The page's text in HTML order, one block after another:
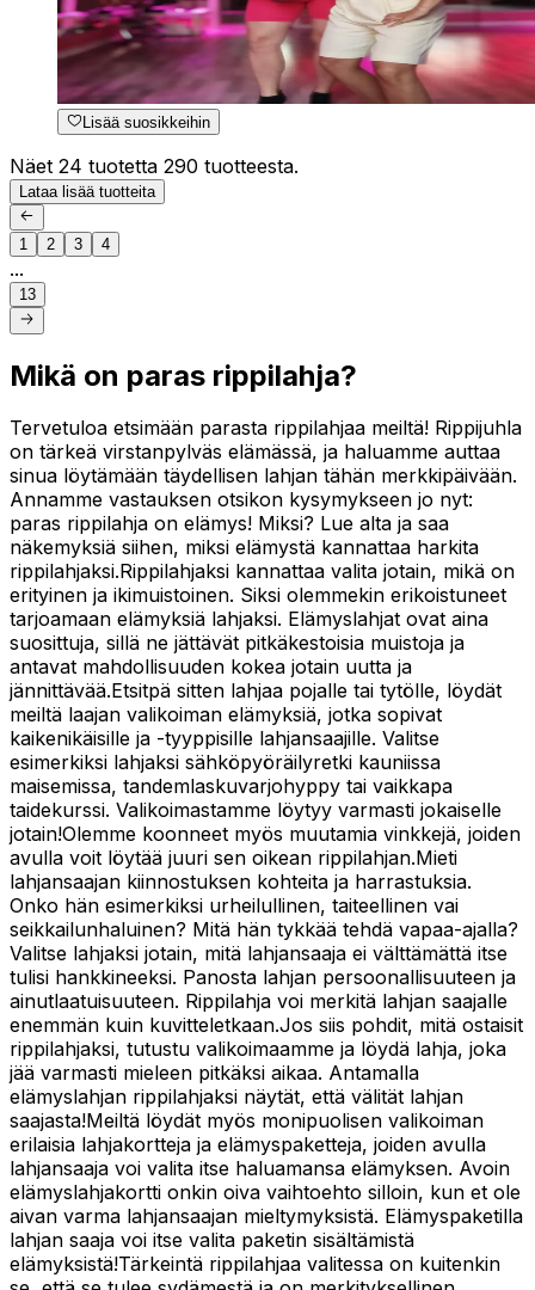
Lisää suosikkeihin
Näet 24 tuotetta 290 tuotteesta.
Lataa lisää tuotteita
1 2 3 4
...
13
Mikä on paras rippilahja?
Tervetuloa etsimään parasta rippilahjaa meiltä! Rippijuhla
on tärkeä virstanpylväs elämässä, ja haluamme auttaa
sinua löytämään täydellisen lahjan tähän merkkipäivään.
Annamme vastauksen otsikon kysymykseen jo nyt:
paras rippilahja on elämys! Miksi? Lue alta ja saa
näkemyksiä siihen, miksi elämystä kannattaa harkita
rippilahjaksi.Rippilahjaksi kannattaa valita jotain, mikä on
erityinen ja ikimuistoinen. Siksi olemmekin erikoistuneet
tarjoamaan elämyksiä lahjaksi. Elämyslahjat ovat aina
suosittuja, sillä ne jättävät pitkäkestoisia muistoja ja
antavat mahdollisuuden kokea jotain uutta ja
jännittävää.Etsitpä sitten lahjaa pojalle tai tytölle, löydät
meiltä laajan valikoiman elämyksiä, jotka sopivat
kaikenikäisille ja -tyyppisille lahjansaajille. Valitse
esimerkiksi lahjaksi sähköpyöräilyretki kauniissa
maisemissa, tandemlaskuvarjohyppy tai vaikkapa
taidekurssi. Valikoimastamme löytyy varmasti jokaiselle
jotain!Olemme koonneet myös muutamia vinkkejä, joiden
avulla voit löytää juuri sen oikean rippilahjan.Mieti
lahjansaajan kiinnostuksen kohteita ja harrastuksia.
Onko hän esimerkiksi urheilullinen, taiteellinen vai
seikkailunhaluinen? Mitä hän tykkää tehdä vapaa-ajalla?
Valitse lahjaksi jotain, mitä lahjansaaja ei välttämättä itse
tulisi hankkineeksi. Panosta lahjan persoonallisuuteen ja
ainutlaatuisuuteen. Rippilahja voi merkitä lahjan saajalle
enemmän kuin kuvitteletkaan.Jos siis pohdit, mitä ostaisit
rippilahjaksi, tutustu valikoimaamme ja löydä lahja, joka
jää varmasti mieleen pitkäksi aikaa. Antamalla
elämyslahjan rippilahjaksi näytät, että välität lahjan
saajasta!Meiltä löydät myös monipuolisen valikoiman
erilaisia lahjakortteja ja elämyspaketteja, joiden avulla
lahjansaaja voi valita itse haluamansa elämyksen. Avoin
elämyslahjakortti onkin oiva vaihtoehto silloin, kun et ole
aivan varma lahjansaajan mieltymyksistä. Elämyspaketilla
lahjan saaja voi itse valita paketin sisältämistä
elämyksistä!Tärkeintä rippilahjaa valitessa on kuitenkin